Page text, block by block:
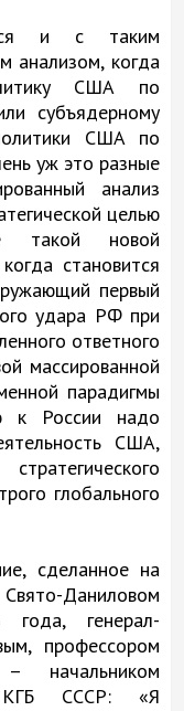
и с таким
анализом, когда
США по
субъядерному
США по
уж это разные
анализ
целью
такой новой
становится
первый
удара РФ при
ответного
массированной
парадигмы
к России надо
США,
глобального
сделанное на
Даниловом
генерал-
профессором
КГБ СССР: «Я